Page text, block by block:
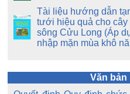
Tài liệu hướng dẫn
tưới hiệu quả cho
sông Cửu Long (Áp
nhập mặn mùa khô
Văn